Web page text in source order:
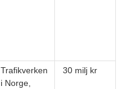
Trafikverken
i Norge,
30 milj kr